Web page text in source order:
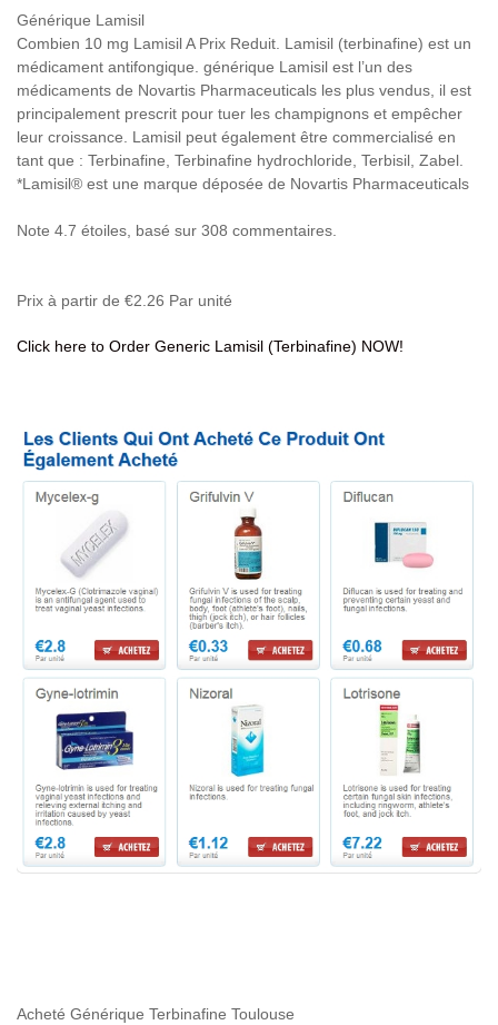
Générique Lamisil
Combien 10 mg Lamisil A Prix Reduit. Lamisil (terbinafine) est un
médicament antifongique. générique Lamisil est l’un des
médicaments de Novartis Pharmaceuticals les plus vendus, il est
principalement prescrit pour tuer les champignons et empêcher
leur croissance. Lamisil peut également être commercialisé en
tant que : Terbinafine, Terbinafine hydrochloride, Terbisil, Zabel.
*Lamisil® est une marque déposée de Novartis Pharmaceuticals
Note 4.7 étoiles, basé sur 308 commentaires.
Prix à partir de €2.26 Par unité
Click here to Order Generic Lamisil (Terbinafine) NOW!
Acheté Générique Terbinafine Toulouse